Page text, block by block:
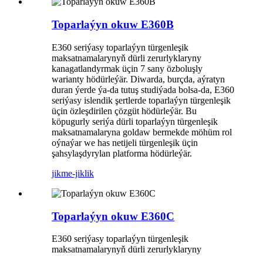
Toparlaýyn okuw E360B
E360 seriýasy toparlaýyn türgenleşik
maksatnamalarynyň dürli zerurlyklaryny
kanagatlandyrmak üçin 7 sany özboluşly
warianty hödürleýär. Diwarda, burçda, aýratyn
duran ýerde ýa-da tutuş studiýada bolsa-da, E360
seriýasy islendik şertlerde toparlaýyn türgenleşik
üçin özleşdirilen çözgüt hödürleýär. Bu
köpugurly seriýa dürli toparlaýyn türgenleşik
maksatnamalaryna goldaw bermekde möhüm rol
oýnaýar we has netijeli türgenleşik üçin
şahsylaşdyrylan platforma hödürleýär.
jikme-jiklik
Toparlaýyn okuw E360C
E360 seriýasy toparlaýyn türgenleşik
maksatnamalarynyň dürli zerurlyklaryny